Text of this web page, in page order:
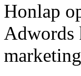
Honlap
Adwords
marketing